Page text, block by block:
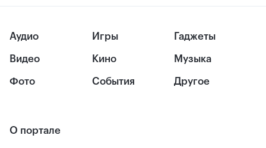
Аудио
Видео
Фото
Игры
Кино
События
Гаджеты
Музыка
Другое
О портале